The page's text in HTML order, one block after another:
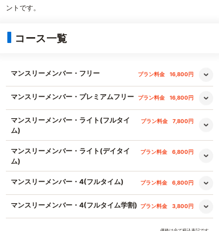
ントです。
コース一覧
マンスリーメンバー・フリー プラン料金 16,800円
マンスリーメンバー・プレミアムフリー プラン料金 16,800円
マンスリーメンバー・ライト(フルタイ
ム)
プラン料金 7,800円
マンスリーメンバー・ライト(デイタイ
ム)
プラン料金 6,800円
マンスリーメンバー・4(フルタイム) プラン料金 6,800円
マンスリーメンバー・4(フルタイム学割) プラン料金 3,800円